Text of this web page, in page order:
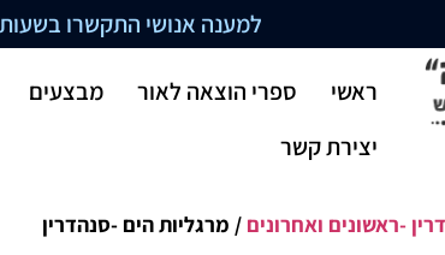
למענה אנושי התקשרו בשעות 09:00-19:00
ראשי ספרי הוצאה לאור מבצעים
יצירת קשר
-ראשונים ואחרונים / מרגליות הים -סנהדרין